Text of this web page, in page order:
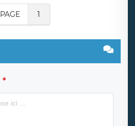
PAGE 1